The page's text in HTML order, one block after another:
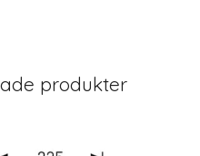
produkter